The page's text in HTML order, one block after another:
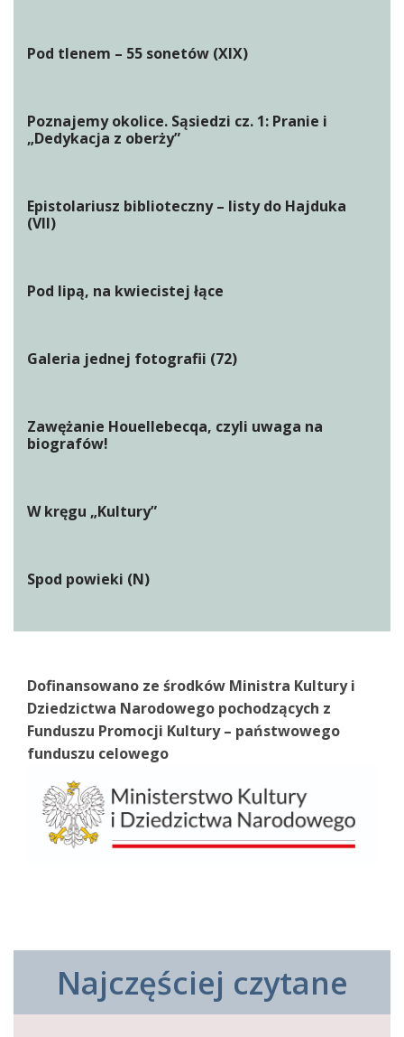
Pod tlenem – 55 sonetów (XIX)
Poznajemy okolice. Sąsiedzi cz. 1: Pranie i
„Dedykacja z oberży”
Epistolariusz biblioteczny – listy do Hajduka
(VII)
Pod lipą, na kwiecistej łące
Galeria jednej fotografii (72)
Zawężanie Houellebecqa, czyli uwaga na
biografów!
W kręgu „Kultury”
Spod powieki (N)
Dofinansowano ze środków Ministra Kultury i
Dziedzictwa Narodowego pochodzących z
Funduszu Promocji Kultury – państwowego
funduszu celowego
Najczęściej czytane